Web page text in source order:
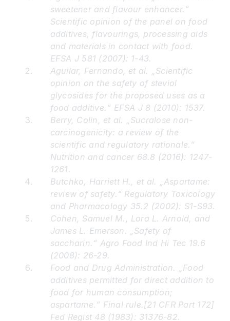
sweetener and flavour enhancer.“
Scientific opinion of the panel on food
additives, flavourings, processing aids
and materials in contact with food.
EFSA J 581 (2007): 1-43.
Aguilar, Fernando, et al. „Scientific
opinion on the safety of steviol
glycosides for the proposed uses as a
food additive.“ EFSA J 8 (2010): 1537.
Berry, Colin, et al. „Sucralose non-
carcinogenicity: a review of the
scientific and regulatory rationale.“
Nutrition and cancer 68.8 (2016): 1247-
1261.
Butchko, Harriett H., et al. „Aspartame:
review of safety.“ Regulatory Toxicology
and Pharmacology 35.2 (2002): S1-S93.
Cohen, Samuel M., Lora L. Arnold, and
James L. Emerson. „Safety of
saccharin.“ Agro Food Ind Hi Tec 19.6
(2008): 26-29.
Food and Drug Administration. „Food
additives permitted for direct addition to
food for human consumption;
aspartame.“ Final rule.[21 CFR Part 172]
Fed Regist 48 (1983): 31376-82.